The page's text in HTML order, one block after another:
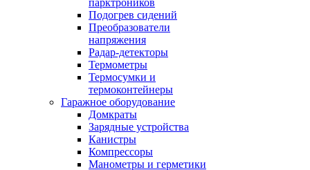
Подогрев сидений
Преобразователи
напряжения
Радар-детекторы
Термометры
Термосумки и
термоконтейнеры
Гаражное оборудование
Домкраты
Зарядные устройства
Канистры
Компрессоры
Манометры и герметики